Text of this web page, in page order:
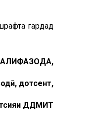
гардад
дотсент,
ДДМИТ